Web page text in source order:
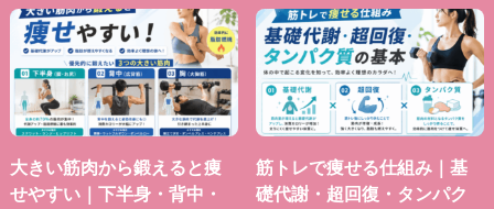
大きい筋肉から鍛えると痩
せやすい｜下半身・背中・
筋トレで痩せる仕組み｜基
礎代謝・超回復・タンパク